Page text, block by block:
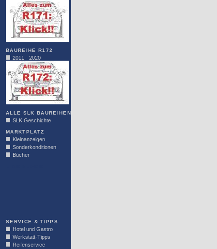
BAUREIHE R172
2011 - 2020
ALLE SLK BAUREIHEN
SLK Geschichte
MARKTPLATZ
Kleinanzeigen
Sonderkonditionen
Bücher
SERVICE & TIPPS
Hotel und Gastro
Werkstatt-Tipps
Reifenservice